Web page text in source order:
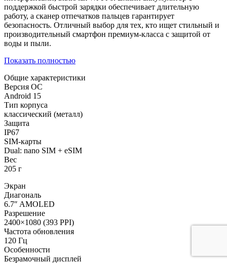
поддержкой быстрой зарядки обеспечивает длительную
работу, а сканер отпечатков пальцев гарантирует
безопасность. Отличный выбор для тех, кто ищет стильный и
производительный смартфон премиум-класса с защитой от
воды и пыли.
Показать полностью
Общие характеристики
Версия ОС
Android 15
Тип корпуса
классический (металл)
Защита
IP67
SIM-карты
Dual: nano SIM + eSIM
Вес
205 г
Экран
Диагональ
6.7″ AMOLED
Разрешение
2400×1080 (393 PPI)
Частота обновления
120 Гц
Особенности
Безрамочный дисплей